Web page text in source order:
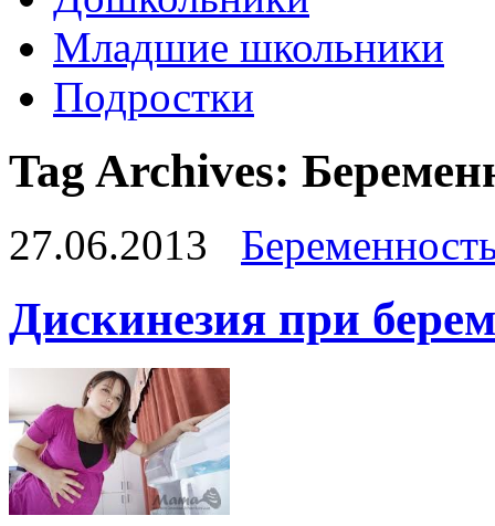
Младшие школьники
Подростки
Tag Archives:
27.06.2013
Дискинезия при